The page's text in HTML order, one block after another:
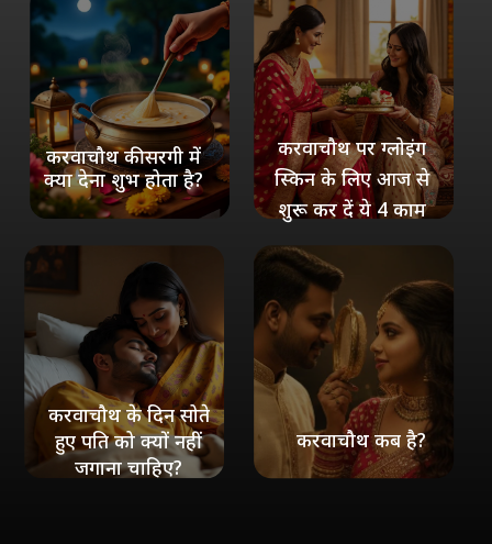
करवाचौथ की सरगी में
क्या देना शुभ होता है?
करवाचौथ के दिन सोते
हुए पति को क्यों नहीं
जगाना चाहिए?
करवाचौथ पर ग्लोइंग
स्किन के लिए आज से
शुरू कर दें ये 4 काम
करवाचौथ कब है?